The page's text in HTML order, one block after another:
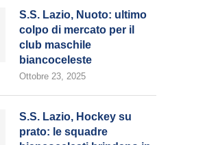
S.S. Lazio, Nuoto: ultimo
colpo di mercato per il
club maschile
biancoceleste
Ottobre 23, 2025
S.S. Lazio, Hockey su
prato: le squadre